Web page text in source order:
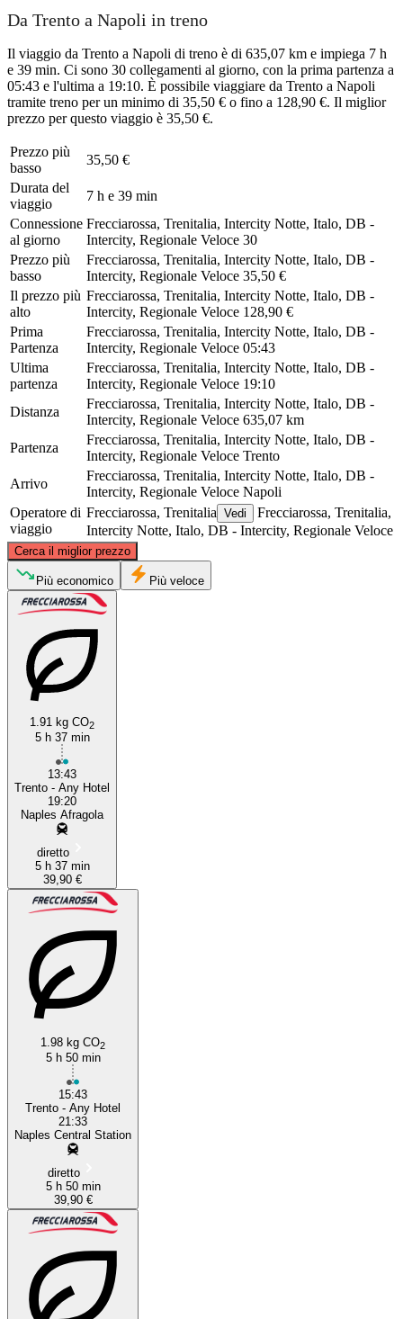
Da Trento a Napoli in treno
Il viaggio da Trento a Napoli di treno è di 635,07 km e impiega 7 h
e 39 min. Ci sono 30 collegamenti al giorno, con la prima partenza a
05:43 e l'ultima a 19:10. È possibile viaggiare da Trento a Napoli
tramite treno per un minimo di 35,50 € o fino a 128,90 €. Il miglior
prezzo per questo viaggio è 35,50 €.
Prezzo più
basso
35,50 €
Durata del
viaggio
7 h e 39 min
Connessione
al giorno
Frecciarossa, Trenitalia, Intercity Notte, Italo, DB -
Intercity, Regionale Veloce 30
Prezzo più
basso
Frecciarossa, Trenitalia, Intercity Notte, Italo, DB -
Intercity, Regionale Veloce 35,50 €
Il prezzo più
alto
Frecciarossa, Trenitalia, Intercity Notte, Italo, DB -
Intercity, Regionale Veloce 128,90 €
Prima
Partenza
Frecciarossa, Trenitalia, Intercity Notte, Italo, DB -
Intercity, Regionale Veloce 05:43
Ultima
partenza
Frecciarossa, Trenitalia, Intercity Notte, Italo, DB -
Intercity, Regionale Veloce 19:10
Distanza
Frecciarossa, Trenitalia, Intercity Notte, Italo, DB -
Intercity, Regionale Veloce 635,07 km
Partenza
Frecciarossa, Trenitalia, Intercity Notte, Italo, DB -
Intercity, Regionale Veloce Trento
Arrivo
Frecciarossa, Trenitalia, Intercity Notte, Italo, DB -
Intercity, Regionale Veloce Napoli
Operatore di
viaggio
Frecciarossa, Trenitalia Vedi
Frecciarossa, Trenitalia,
Intercity Notte, Italo, DB - Intercity, Regionale Veloce
Cerca il miglior prezzo
Trento
©CARTO, ©OpenStreetMapcontributors
Più economico Più veloce
1.91 kg CO2
5 h 37 min
13:43
Trento - Any Hotel
19:20
Naples Afragola
diretto
5 h 37 min
39,90 €
1.98 kg CO2
5 h 50 min
15:43
Trento - Any Hotel
21:33
Naples Central Station
diretto
5 h 50 min
39,90 €